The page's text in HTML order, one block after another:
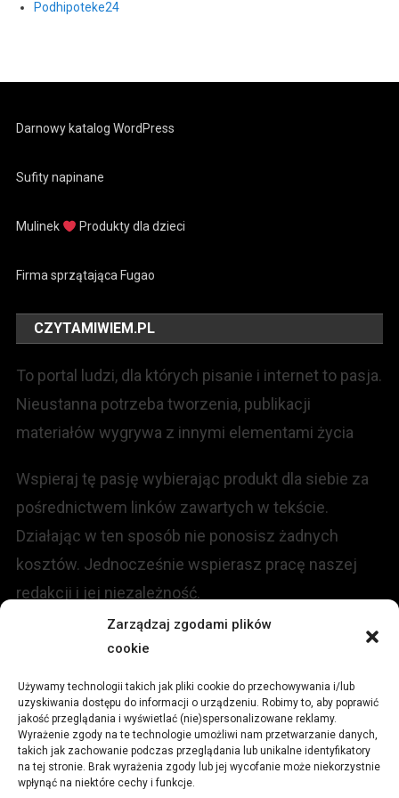
Zarządzaj zgodami plików
cookie
Używamy technologii takich jak pliki cookie do przechowywania i/lub
uzyskiwania dostępu do informacji o urządzeniu. Robimy to, aby poprawić
jakość przeglądania i wyświetlać (nie)spersonalizowane reklamy.
Wyrażenie zgody na te technologie umożliwi nam przetwarzanie danych,
takich jak zachowanie podczas przeglądania lub unikalne identyfikatory
na tej stronie. Brak wyrażenia zgody lub jej wycofanie może niekorzystnie
wpłynąć na niektóre cechy i funkcje.
Podhipoteke24
Darnowy katalog WordPress
Sufity napinane
Mulinek Produkty dla dzieci
Firma sprzątająca Fugao
CZYTAMIWIEM.PL
To portal ludzi, dla których pisanie i internet to pasja.
Nieustanna potrzeba tworzenia, publikacji
materiałów wygrywa z innymi elementami życia
Wspieraj tę pasję wybierając produkt dla siebie za
pośrednictwem linków zawartych w tekście.
Działając w ten sposób nie ponosisz żadnych
kosztów. Jednocześnie wspierasz pracę naszej
redakcji i jej niezależność.
Redakcja portalu:
ul.Stara 13, 42-600 Tarnowskie Góry
TEL:+48 509 547 822